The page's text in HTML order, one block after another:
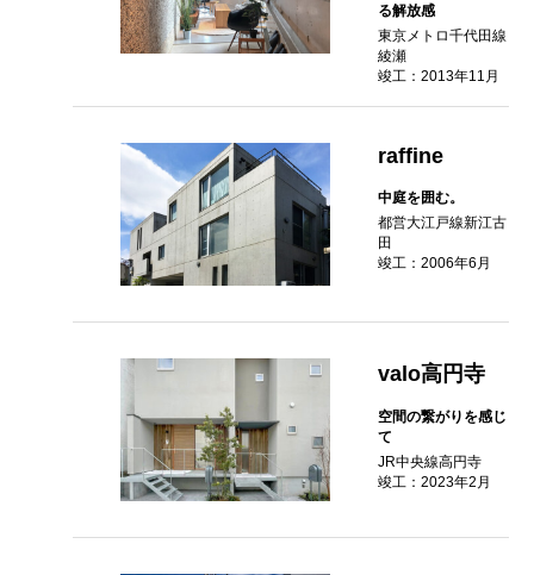
る解放感
東京メトロ千代田線
綾瀬
竣工：2013年11月
raffine
中庭を囲む。
都営大江戸線新江古
田
竣工：2006年6月
valo高円寺
空間の繋がりを感じ
て
JR中央線高円寺
竣工：2023年2月